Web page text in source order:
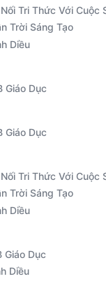
Tri Thức Với Cuộc
Trời Sáng Tạo
Diều
Giáo Dục
Giáo Dục
Tri Thức Với Cuộc
Trời Sáng Tạo
Diều
Giáo Dục
Diều